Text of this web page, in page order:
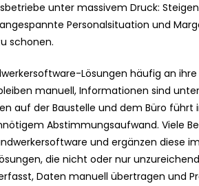
unter massivem Druck:
Personalsituation und
schonen.
Lösungen häufig an
manuell, Informationen sind
auf der Baustelle und dem Büro führt
Abstimmungsaufwand. Viele
und ergänzen diese
die nicht oder nur
Daten manuell übertragen und